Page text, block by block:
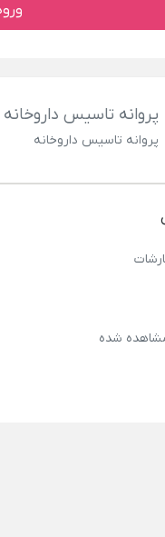
پروانه تاسیس داروخانه
پروانه تاسیس داروخانه
شده